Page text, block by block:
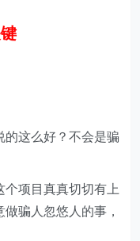
的这么好？不会是骗
项目真真切切有上
骗人忽悠人的事，